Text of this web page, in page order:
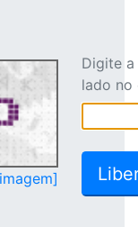
Digite
lado no